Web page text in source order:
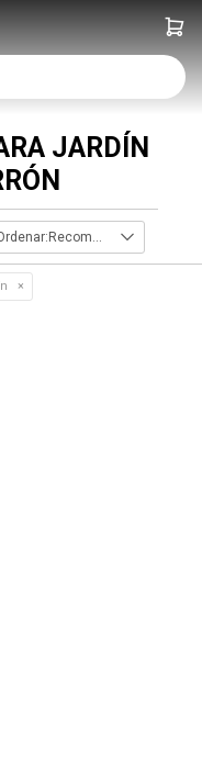
JARDÍN
Recomendados